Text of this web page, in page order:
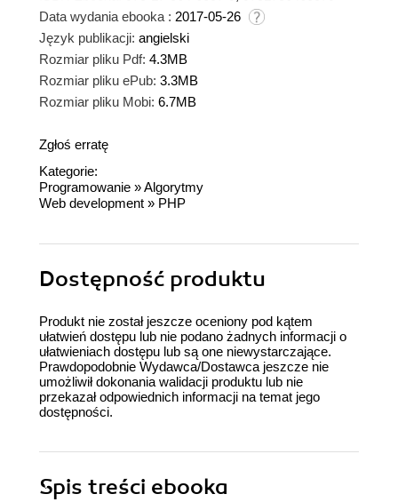
Data wydania ebooka : 2017-05-26
Język publikacji: angielski
Rozmiar pliku Pdf: 4.3MB
Rozmiar pliku ePub: 3.3MB
Rozmiar pliku Mobi: 6.7MB
Zgłoś erratę
Kategorie:
Programowanie »Algorytmy
Web development » PHP
Dostępność produktu
Produkt nie został jeszcze oceniony pod kątem
ułatwień dostępu lub nie podano żadnych informacji o
ułatwieniach dostępu lub są one niewystarczające.
Prawdopodobnie Wydawca/Dostawca jeszcze nie
umożliwił dokonania walidacji produktu lub nie
przekazał odpowiednich informacji na temat jego
dostępności.
Spis treści ebooka